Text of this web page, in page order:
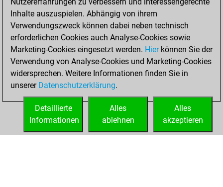
You won
against Fritz
Fritz
Mittwoch,
Februar 11, 2026
You created
your Fritz account
Inhalte auszuspielen. Abhängig von ihrem
Verwendungszweck können dabei neben technisch
erforderlichen Cookies auch Analyse-Cookies sowie
Marketing-Cookies eingesetzt werden. Hierkönnen Sie der
Verwendung von Analyse-Cookies und Marketing-Cookies
widersprechen. Weitere Informationen finden Sie in
unserer Datenschutzerklärung.
Alles
akzeptieren
Alles
ablehnen
Detaillierte
Informationen